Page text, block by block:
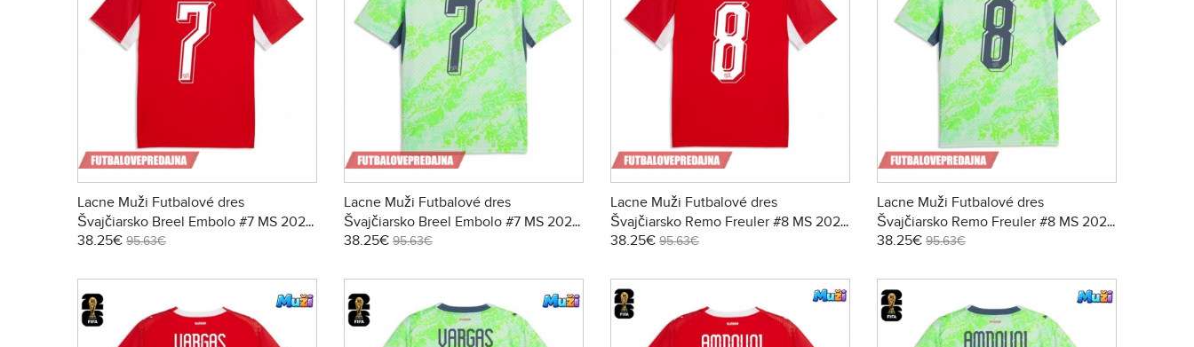
Lacne Muži Futbalové dres
Švajčiarsko Breel Embolo #7 MS 2026
Krátky Rukáv - Domáci
38.25€ 95.63€
Lacne Muži Futbalové dres
Švajčiarsko Breel Embolo #7 MS 2026
Krátky Rukáv - Preč
38.25€ 95.63€
Lacne Muži Futbalové dres
Švajčiarsko Remo Freuler #8 MS 2026
Krátky Rukáv - Domáci
38.25€ 95.63€
Lacne Muži Futbalové dres
Švajčiarsko Remo Freuler #8 MS 2026
Krátky Rukáv - Preč
38.25€ 95.63€